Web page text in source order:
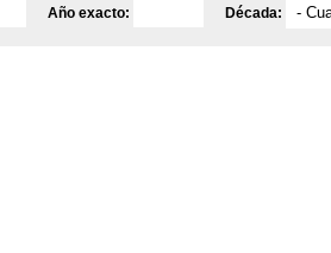
Año exacto: Década: